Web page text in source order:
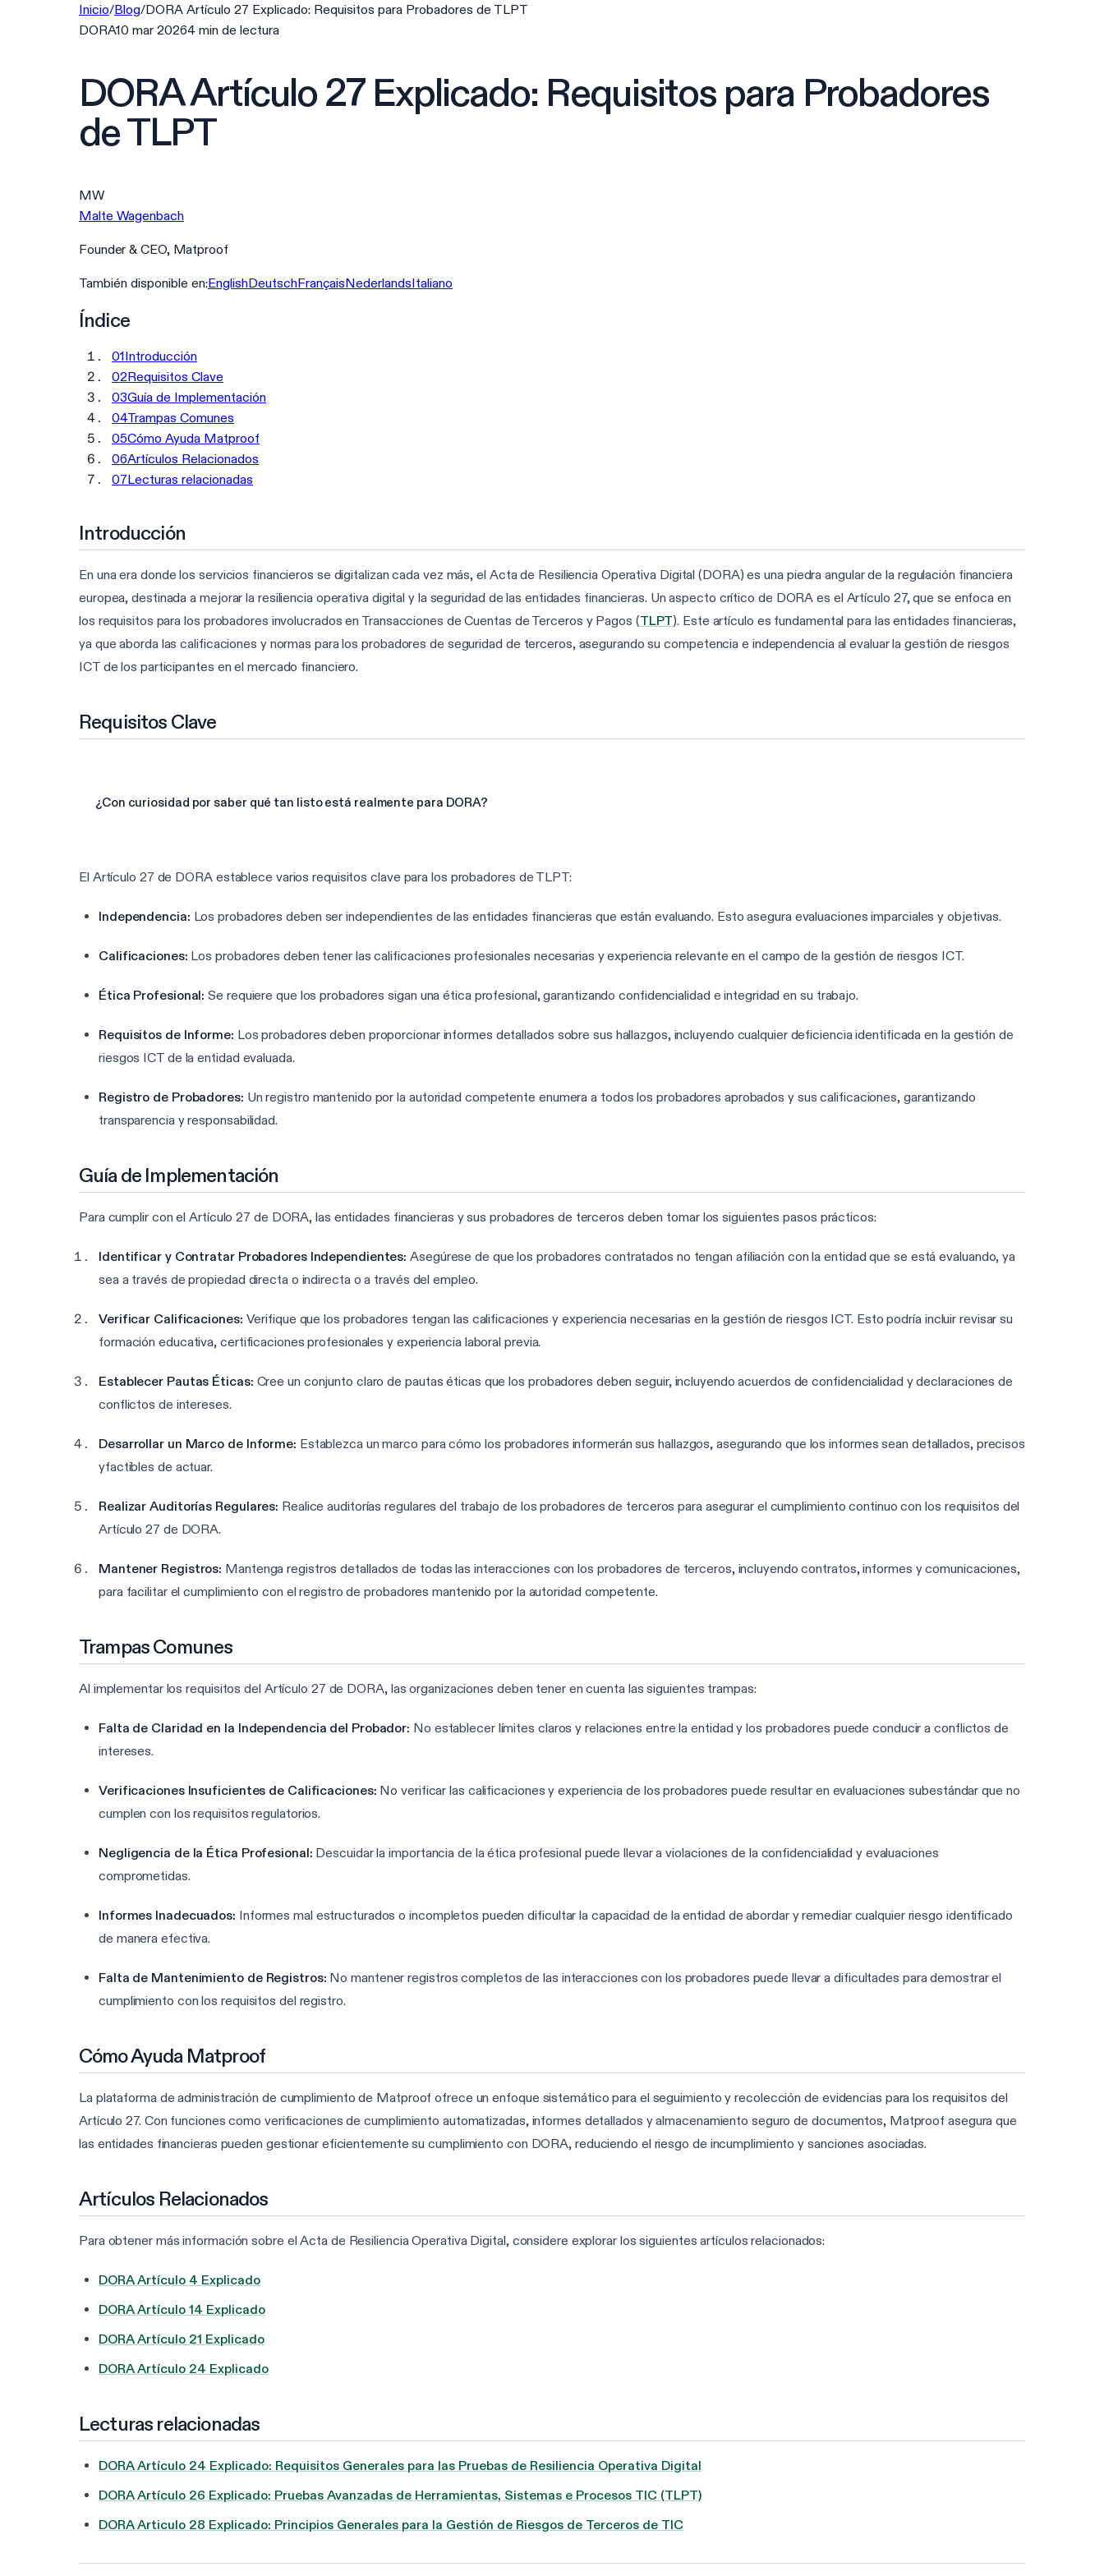
Inicio/Blog/DORA Artículo 27 Explicado: Requisitos para Probadores de TLPT
DORA10 mar 20264 min de lectura
DORA Artículo 27 Explicado: Requisitos para Probadores
de TLPT
MW
Malte Wagenbach
Founder & CEO, Matproof
También disponible en:EnglishDeutschFrançaisNederlandsItaliano
Índice
01Introducción
02Requisitos Clave
03Guía de Implementación
04Trampas Comunes
05Cómo Ayuda Matproof
06Artículos Relacionados
07Lecturas relacionadas
Introducción
En una era donde los servicios financieros se digitalizan cada vez más, el Acta de Resiliencia Operativa Digital (DORA) es una piedra angular de la regulación financiera
europea, destinada a mejorar la resiliencia operativa digital y la seguridad de las entidades financieras. Un aspecto crítico de DORA es el Artículo 27, que se enfoca en
los requisitos para los probadores involucrados en Transacciones de Cuentas de Terceros y Pagos (TLPT). Este artículo es fundamental para las entidades financieras,
ya que aborda las calificaciones y normas para los probadores de seguridad de terceros, asegurando su competencia e independencia al evaluar la gestión de riesgos
ICT de los participantes en el mercado financiero.
Requisitos Clave
¿Con curiosidad por saber qué tan listo está realmente para DORA?
El Artículo 27 de DORA establece varios requisitos clave para los probadores de TLPT:
Independencia: Los probadores deben ser independientes de las entidades financieras que están evaluando. Esto asegura evaluaciones imparciales y objetivas.
Calificaciones: Los probadores deben tener las calificaciones profesionales necesarias y experiencia relevante en el campo de la gestión de riesgos ICT.
Ética Profesional: Se requiere que los probadores sigan una ética profesional, garantizando confidencialidad e integridad en su trabajo.
Requisitos de Informe: Los probadores deben proporcionar informes detallados sobre sus hallazgos, incluyendo cualquier deficiencia identificada en la gestión de
riesgos ICT de la entidad evaluada.
Registro de Probadores: Un registro mantenido por la autoridad competente enumera a todos los probadores aprobados y sus calificaciones, garantizando
transparencia y responsabilidad.
Guía de Implementación
Para cumplir con el Artículo 27 de DORA, las entidades financieras y sus probadores de terceros deben tomar los siguientes pasos prácticos:
Identificar y Contratar Probadores Independientes: Asegúrese de que los probadores contratados no tengan afiliación con la entidad que se está evaluando, ya
sea a través de propiedad directa o indirecta o a través del empleo.
Verificar Calificaciones: Verifique que los probadores tengan las calificaciones y experiencia necesarias en la gestión de riesgos ICT. Esto podría incluir revisar su
formación educativa, certificaciones profesionales y experiencia laboral previa.
Establecer Pautas Éticas: Cree un conjunto claro de pautas éticas que los probadores deben seguir, incluyendo acuerdos de confidencialidad y declaraciones de
conflictos de intereses.
Desarrollar un Marco de Informe: Establezca un marco para cómo los probadores informerán sus hallazgos, asegurando que los informes sean detallados, precisos
yfactibles de actuar.
Realizar Auditorías Regulares: Realice auditorías regulares del trabajo de los probadores de terceros para asegurar el cumplimiento continuo con los requisitos del
Artículo 27 de DORA.
Mantener Registros: Mantenga registros detallados de todas las interacciones con los probadores de terceros, incluyendo contratos, informes y comunicaciones,
para facilitar el cumplimiento con el registro de probadores mantenido por la autoridad competente.
Trampas Comunes
Al implementar los requisitos del Artículo 27 de DORA, las organizaciones deben tener en cuenta las siguientes trampas:
Falta de Claridad en la Independencia del Probador: No establecer límites claros y relaciones entre la entidad y los probadores puede conducir a conflictos de
intereses.
Verificaciones Insuficientes de Calificaciones: No verificar las calificaciones y experiencia de los probadores puede resultar en evaluaciones subestándar que no
cumplen con los requisitos regulatorios.
Negligencia de la Ética Profesional: Descuidar la importancia de la ética profesional puede llevar a violaciones de la confidencialidad y evaluaciones
comprometidas.
Informes Inadecuados: Informes mal estructurados o incompletos pueden dificultar la capacidad de la entidad de abordar y remediar cualquier riesgo identificado
de manera efectiva.
Falta de Mantenimiento de Registros: No mantener registros completos de las interacciones con los probadores puede llevar a dificultades para demostrar el
cumplimiento con los requisitos del registro.
Cómo Ayuda Matproof
La plataforma de administración de cumplimiento de Matproof ofrece un enfoque sistemático para el seguimiento y recolección de evidencias para los requisitos del
Artículo 27. Con funciones como verificaciones de cumplimiento automatizadas, informes detallados y almacenamiento seguro de documentos, Matproof asegura que
las entidades financieras pueden gestionar eficientemente su cumplimiento con DORA, reduciendo el riesgo de incumplimiento y sanciones asociadas.
Artículos Relacionados
Para obtener más información sobre el Acta de Resiliencia Operativa Digital, considere explorar los siguientes artículos relacionados:
DORA Artículo 4 Explicado
DORA Artículo 14 Explicado
DORA Artículo 21 Explicado
DORA Artículo 24 Explicado
Lecturas relacionadas
DORA Artículo 24 Explicado: Requisitos Generales para las Pruebas de Resiliencia Operativa Digital
DORA Artículo 26 Explicado: Pruebas Avanzadas de Herramientas, Sistemas e Procesos TIC (TLPT)
DORA Articulo 28 Explicado: Principios Generales para la Gestión de Riesgos de Terceros de TIC